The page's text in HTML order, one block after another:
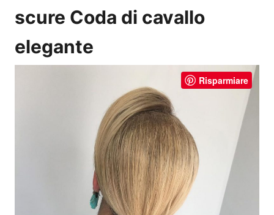
scure Coda di cavallo
elegante
Risparmiare